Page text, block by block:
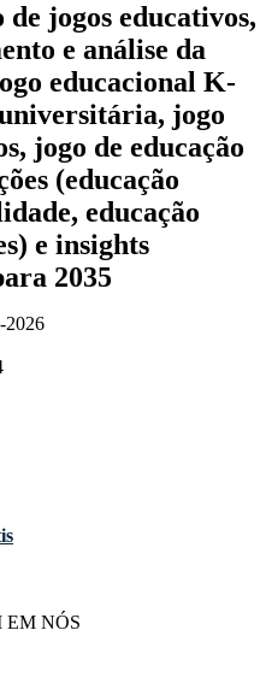
jogos educativos,
e análise da
educacional K-
jogo
jogo de educação
(educação
educação
e insights
2035
2026
NÓS